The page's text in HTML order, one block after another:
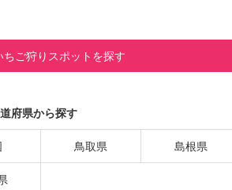
ちご狩りスポットを探す
府県から探す
鳥取県 島根県